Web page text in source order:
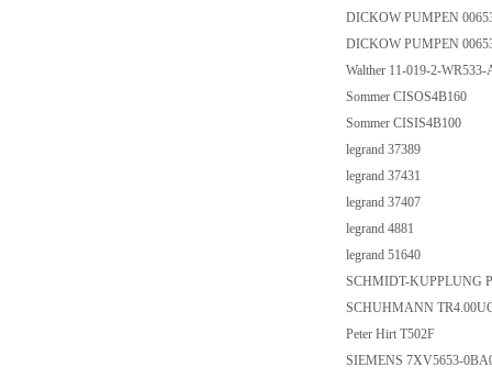
DICKOW PUMPEN
DICKOW PUMPEN
Walther 11-019-2-
Sommer CISOS4B160
Sommer CISIS4B100
legrand 37389
legrand 37431
legrand 37407
legrand 4881
legrand 51640
SCHMIDT-KUPPLUNG
SCHUHMANN
Peter Hirt T502F
SIEMENS 7XV5653-